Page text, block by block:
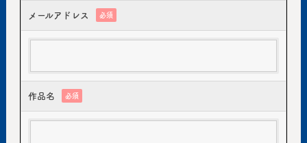
メールアドレス 必須
作品名 必須